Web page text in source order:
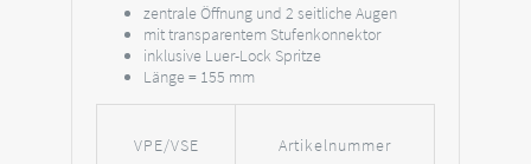
zentrale Öffnung und 2 seitliche Augen
mit transparentem Stufenkonnektor
inklusive Luer-Lock Spritze
Länge = 155 mm
VPE/VSE Artikelnummer